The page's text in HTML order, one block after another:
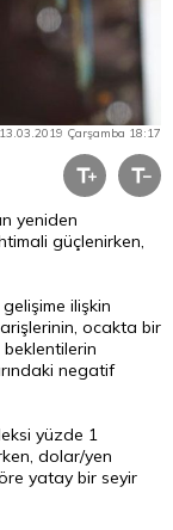
Çarşamba 18:17
yeniden
güçlenirken,
ilişkin
ocakta bir
beklentilerin
negatif
yüzde 1
dolar/yen
yatay bir seyir